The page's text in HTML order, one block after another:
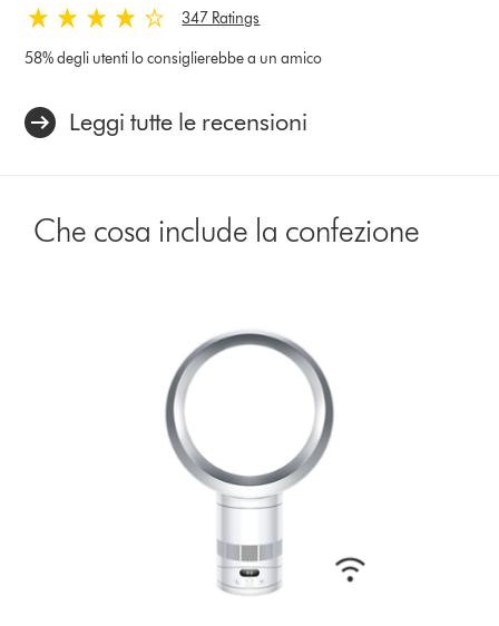
347 Ratings
58% degli utenti lo consiglierebbe a un amico
Leggi tutte le recensioni
Che cosa include la confezione